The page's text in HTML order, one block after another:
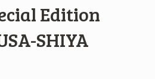
Edition
SHIYA